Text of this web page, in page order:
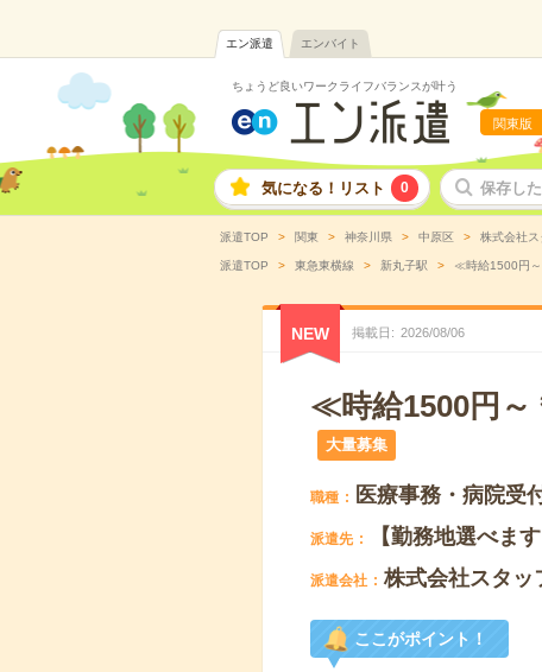
エン派遣 エンバイト
ちょうど良いワークライフバランスが叶う
関東版
気になる！リスト 0 保存し
派遣TOP 関東 神奈川県 中原区 株式会社
派遣TOP 東急東横線 新丸子駅 ≪時給1500円～
NEW 掲載日 2026/08/06
≪時給1500円～
大量募集
職種 医療事務・病院受
派遣先 【勤務地選べま
派遣会社 株式会社スタ
ここがポイント！